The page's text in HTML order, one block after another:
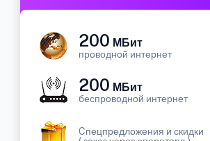
200 МБит
проводной интернет
200 МБит
беспроводной интернет
Cпецпредложения и скидки